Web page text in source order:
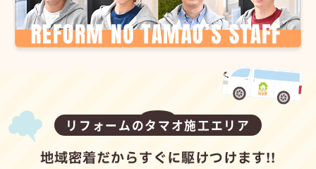
リフォームのタマオ施工エリア
地域密着だからすぐに駆けつけます!!